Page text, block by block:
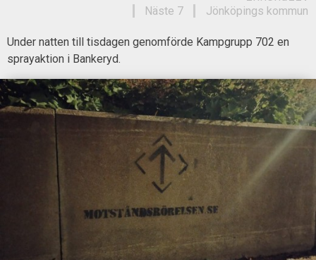
Jönköpings kommun
Näste 7
Under natten till tisdagen genomförde Kampgrupp 702 en
sprayaktion i Bankeryd.